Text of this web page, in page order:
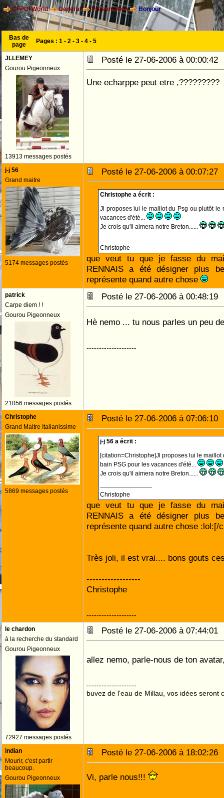
CFPOI World General Présentation Bonjour
Bas de
page
Pages : 1 - 2 - 3 - 4 - 5
JLLEMEY
Gourou Pigeonneux
13913 messages postés
Posté le 27-06-2006 à
Une echarppe peut etre ,?????????
j-j 56
Grand maitre
5174 messages postés
Posté le 27-06-2006 à
Christophe a écrit :
Jl proposes lui le maillot du Psg ou plutôt le
vacances d'été...
Je crois qu'il aimera notre Breton......
--------------------------
Christophe
que veut tu que je fasse du
RENNAIS a été désigner plus
représente quand autre chose
patrick
Carpe diem ! !
Gourou Pigeonneux
21056 messages postés
Posté le 27-06-2006 à
Hè nemo ... tu nous parles un peu
--------------------
Christophe
Grand Maitre Italianissime
5869 messages postés
Posté le 27-06-2006 à
j-j 56 a écrit :
[citation=Christophe]Jl proposes lui le
bain PSG pour les vacances d'été...
Je crois qu'il aimera notre Breton......
--------------------------
Christophe
que veut tu que je fasse du
RENNAIS a été désigner plus
représente quand autre chose :lol:[/
Très joli, il est vrai.... bons gouts
------------------
Christophe
--------------------
le chardon
à la recherche du standard
Gourou Pigeonneux
72927 messages postés
Posté le 27-06-2006 à
allez nemo, parle-nous de ton
--------------------
buvez de l'eau de Millau, vos idées seront
indian
Mourir, c'est partir
beaucoup.
Gourou Pigeonneux
Posté le 27-06-2006 à
Vi, parle nous!!!